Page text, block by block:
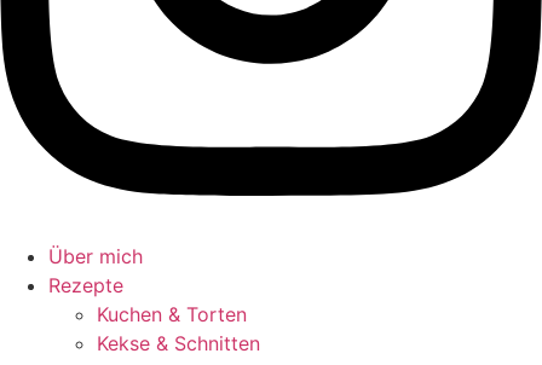
Über mich
Rezepte
Kuchen & Torten
Kekse & Schnitten